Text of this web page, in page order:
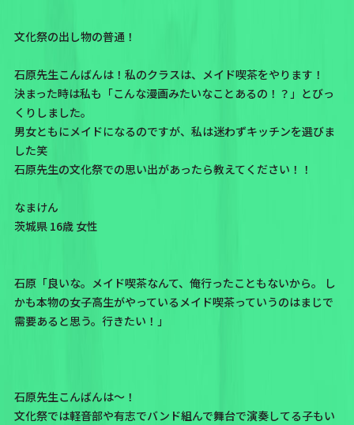
文化祭の出し物の普通！
石原先生こんばんは！私のクラスは、メイド喫茶をやります！
決まった時は私も「こんな漫画みたいなことあるの！？」とびっ
くりしました。
男女ともにメイドになるのですが、私は迷わずキッチンを選びま
した笑
石原先生の文化祭での思い出があったら教えてください！！
なまけん
茨城県 16歳 女性
石原「良いな。メイド喫茶なんて、俺行ったこともないから。 し
かも本物の女子高生がやっているメイド喫茶っていうのはまじで
需要あると思う。行きたい！」
石原先生こんばんは～！
文化祭では軽音部や有志でバンド組んで舞台で演奏してる子もい